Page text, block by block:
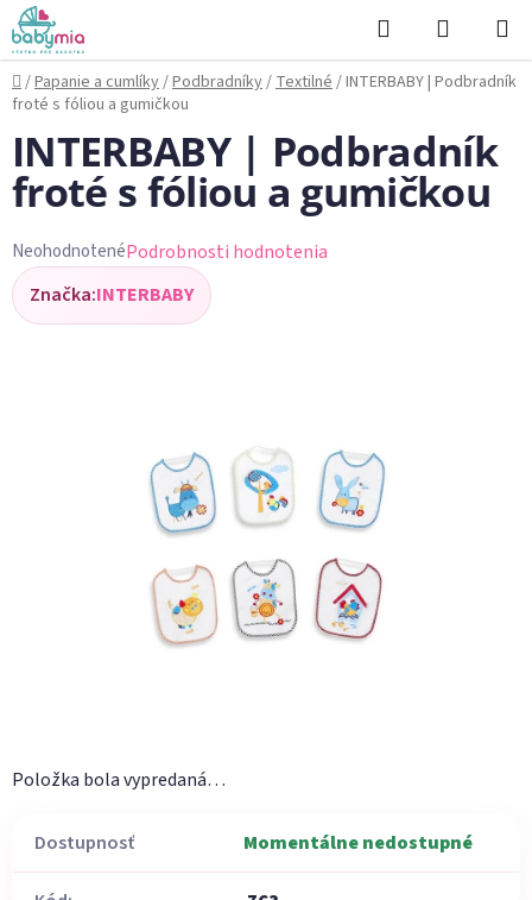
Prejsť
na
obsah
Hľadať
KOŠÍK
Domov
/Papanie a cumlíky/Podbradníky/Textilné/INTERBABY | Podbradník
froté s fóliou a gumičkou
Položka bola vypredaná…
Dostupnosť Momentálne nedostupné
INTERBABY | Podbradník
froté s fóliou a gumičkou
Priemerné
hodnotenie
produktu
NeohodnotenéPodrobnosti hodnotenia
Značka:INTERBABY